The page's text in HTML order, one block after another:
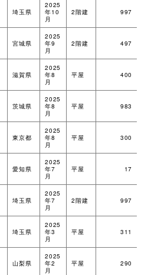
埼玉県
2025
年10
月
2階建 997
宮城県
2025
年9
月
2階建 497
滋賀県
2025
年8
月
平屋 400
茨城県
2025
年8
月
平屋 983
東京都
2025
年8
月
平屋 300
愛知県
2025
年7
月
平屋 17
埼玉県
2025
年7
月
2階建 997
埼玉県
2025
年3
月
平屋 311
山梨県
2025
年2
月
平屋 290